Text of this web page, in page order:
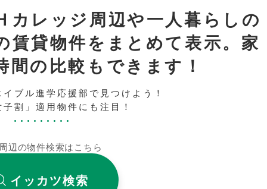
カレッジ周辺や一人暮らしの
賃貸物件をまとめて表示。家
間の比較もできます！
ブル進学応援部で見つけよう！
割」適用物件にも注目！
辺の物件検索はこちら
イッカツ検索